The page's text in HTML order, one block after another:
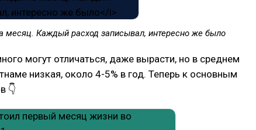
месяц. Каждый расход записывал, интересно же было
могут отличаться, даже вырасти, но в среднем
низкая, около 4-5% в год. Теперь к основным
👇